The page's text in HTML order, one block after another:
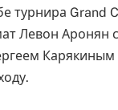
турнира Grand
Левон Аронян
Карякиным